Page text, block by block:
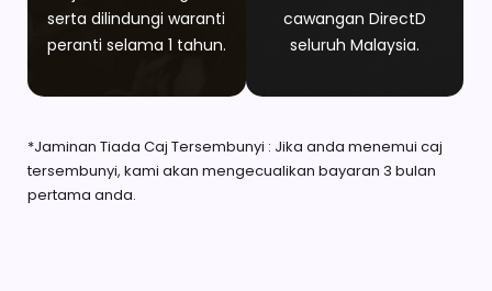
serta dilindungi waranti
peranti selama 1 tahun.
cawangan DirectD
seluruh Malaysia.
*Jaminan Tiada Caj Tersembunyi : Jika anda menemui caj
tersembunyi, kami akan mengecualikan bayaran 3 bulan
pertama anda.